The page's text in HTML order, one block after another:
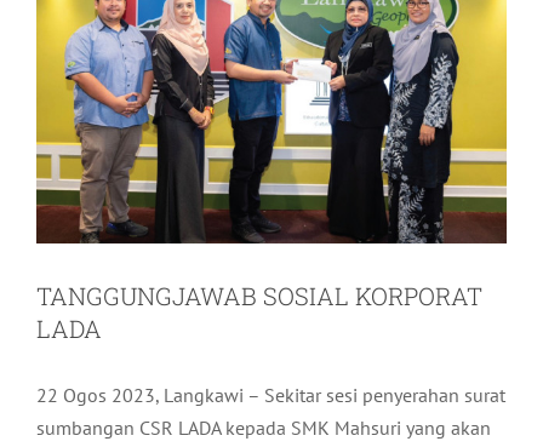
TANGGUNGJAWAB SOSIAL KORPORAT
LADA
22 Ogos 2023, Langkawi – Sekitar sesi penyerahan surat
sumbangan CSR LADA kepada SMK Mahsuri yang akan